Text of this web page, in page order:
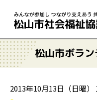
松山市ボラ
2013年10月13日（日曜）